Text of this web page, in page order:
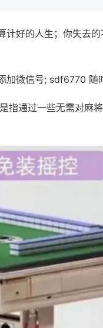
好的人生；你失去
加微信号; sdf6770 随
指通过一些无需对麻